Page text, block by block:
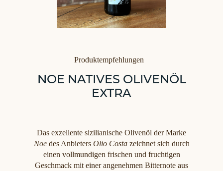
Kategorien
Produktempfehlungen
NOE NATIVES OLIVENÖL
EXTRA
Das exzellente sizilianische Olivenöl der Marke
Noedes Anbieters Olio Costazeichnet sich durch
einen vollmundigen frischen und fruchtigen
Geschmack mit einer angenehmen Bitternote aus